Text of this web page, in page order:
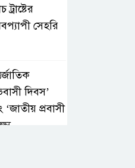
ট্রাষ্টের
সেহরি
দিবস’
‘জাতীয় প্রবাসী